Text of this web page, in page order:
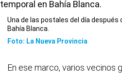
Una de las postales del día
Bahía Blanca.
Foto: La Nueva Provincia
En ese marco, varios vecinos